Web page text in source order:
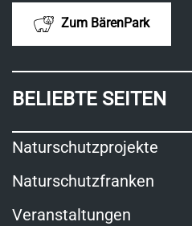
Zum BärenPark
BELIEBTE SEITEN
Naturschutzprojekte
Naturschutzfranken
Veranstaltungen